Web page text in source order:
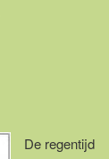
De regentijd